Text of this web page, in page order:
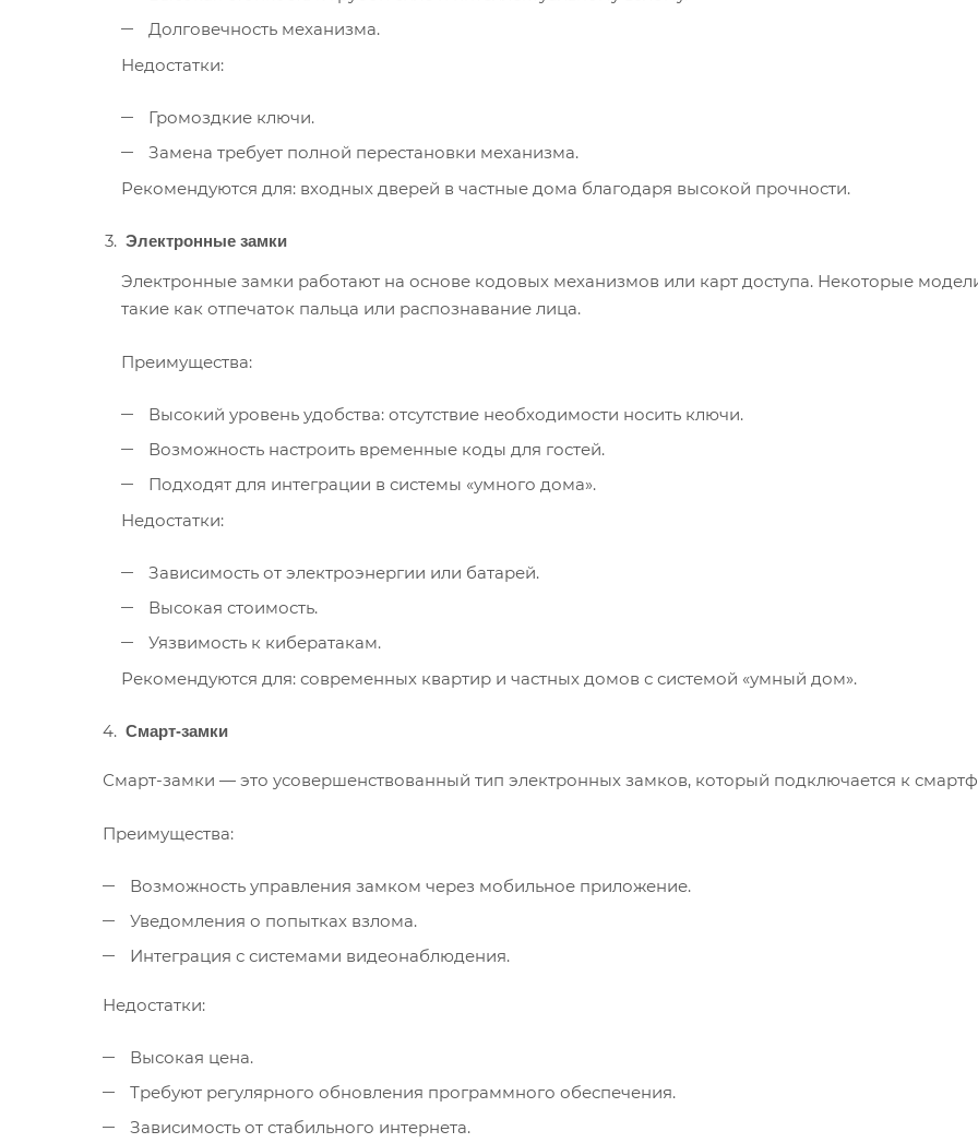
Долговечность механизма.
Недостатки:
Громоздкие ключи.
Замена требует полной перестановки механизма.
Рекомендуются для: входных дверей в частные дома благодаря высокой прочности.
Электронные замки
Электронные замки работают на основе кодовых механизмов или карт доступа. Некоторые
такие как отпечаток пальца или распознавание лица.
Преимущества:
Высокий уровень удобства: отсутствие необходимости носить ключи.
Возможность настроить временные коды для гостей.
Подходят для интеграции в системы «умного дома».
Недостатки:
Зависимость от электроэнергии или батарей.
Высокая стоимость.
Уязвимость к кибератакам.
Рекомендуются для: современных квартир и частных домов с системой «умный дом».
Смарт-замки
Смарт-замки — это усовершенствованный тип электронных замков, который подключается к
Преимущества:
Возможность управления замком через мобильное приложение.
Уведомления о попытках взлома.
Интеграция с системами видеонаблюдения.
Недостатки:
Высокая цена.
Требуют регулярного обновления программного обеспечения.
Зависимость от стабильного интернета.